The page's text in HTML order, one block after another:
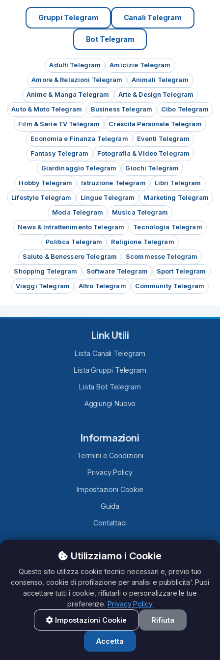
06/08/26 736
Gruppi Telegram Canali Telegram
Bot Telegram
Adulti Telegram
Amicizie Telegram
Amore & Relazioni Telegram
Animali Telegram
Anime & Manga Telegram
Arte & Design Telegram
Auto & Moto Telegram
Business Telegram
Cibo Telegram
Film & Serie TV Telegram
Crescita Personale Telegram
Economia e Finanza Telegram
Eventi Telegram
Fantasy Telegram
Fotografia & Video Telegram
Giardinaggio Telegram
Giochi Telegram
Hobby Telegram
Istruzione Telegram
Libri Telegram
Lifestyle Telegram
Lingue Telegram
Marketing Telegram
Moda Telegram
Musica Telegram
News & Intrattenimento Telegram
Tecnologia Telegram
Politica Telegram
Religione Telegram
Salute & Benessere Telegram
Scommesse Telegram
Shopping Telegram
Software Telegram
Sport Telegram
Viaggi Telegram
Altro Telegram Community Telegram
Link Utili
Lista Canali Telegram
Lista Gruppi Telegram
Lista Bot Telegram
Aggiungi Nuovo
Informazioni
Termini e Condizioni
Privacy Policy
Impostazioni Cookie
Guida
Contattaci
TelegramLobby.comè un sito contenente Canali, Gruppi e
Bot Telegram caricati da utenti Telegram, non ci assumiamo
nessuna responsabilità del loro contenuto. Questo sito non è
affiliato con Telegram.
All rights reserved - TelegramLobby ©2026
Utilizziamo i Cookie
Questo sito utilizza cookie tecnici necessari e, previo tuo
consenso, cookie di profilazione per analisi e pubblicita'. Puoi
accettare tutti i cookie, rifiutarli o personalizzare le tue
preferenze.Privacy Policy
Impostazioni Cookie
Rifiuta
Accetta